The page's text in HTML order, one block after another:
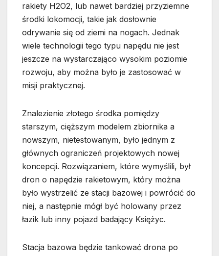
rakiety H2O2, lub nawet bardziej przyziemne
środki lokomocji, takie jak dosłownie
odrywanie się od ziemi na nogach. Jednak
wiele technologii tego typu napędu nie jest
jeszcze na wystarczająco wysokim poziomie
rozwoju, aby można było je zastosować w
misji praktycznej.
Znalezienie złotego środka pomiędzy
starszym, cięższym modelem zbiornika a
nowszym, nietestowanym, było jednym z
głównych ograniczeń projektowych nowej
koncepcji. Rozwiązaniem, które wymyślili, był
dron o napędzie rakietowym, który można
było wystrzelić ze stacji bazowej i powrócić do
niej, a następnie mógł być holowany przez
łazik lub inny pojazd badający Księżyc.
Stacja bazowa będzie tankować drona po